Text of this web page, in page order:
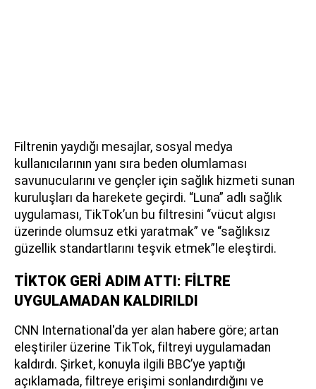
Filtrenin yaydığı mesajlar, sosyal medya
kullanıcılarının yanı sıra beden olumlaması
savunucularını ve gençler için sağlık hizmeti sunan
kuruluşları da harekete geçirdi. “Luna” adlı sağlık
uygulaması, TikTok’un bu filtresini “vücut algısı
üzerinde olumsuz etki yaratmak” ve “sağlıksız
güzellik standartlarını teşvik etmek”le eleştirdi.
TİKTOK GERİ ADIM ATTI: FİLTRE
UYGULAMADAN KALDIRILDI
CNN International'da yer alan habere göre; artan
eleştiriler üzerine TikTok, filtreyi uygulamadan
kaldırdı. Şirket, konuyla ilgili BBC’ye yaptığı
açıklamada, filtreye erişimi sonlandırdığını ve